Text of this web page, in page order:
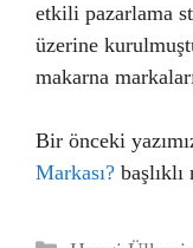
etkili pazarlama
üzerine
makarna
Bir önceki
Markası?